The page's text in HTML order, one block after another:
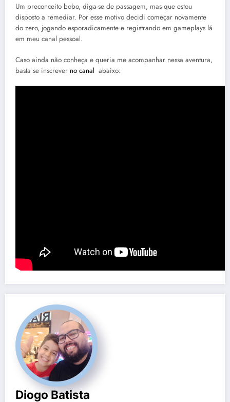
Um preconceito bobo, diga-se de passagem, mas que estou
disposto a remediar. Por esse motivo decidi começar novamente
do zero, jogando esporadicamente e registrando em gameplays lá
em meu canal pessoal.
Caso ainda não conheça e queria me acompanhar nessa aventura,
basta se inscrever no canal abaixo:
Diogo Batista